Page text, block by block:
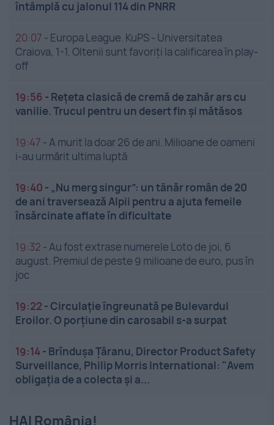
întâmplă cu jalonul 114 din PNRR
20:07 - Europa League. KuPS - Universitatea
Craiova, 1-1. Oltenii sunt favoriți la calificarea în play-
off
19:56 - Rețeta clasică de cremă de zahăr ars cu
vanilie. Trucul pentru un desert fin și mătăsos
19:47 -A murit la doar 26 de ani. Milioane de oameni
i-au urmărit ultima luptă
19:40 - „Nu merg singur”: un tânăr român de 20
de ani traversează Alpii pentru a ajuta femeile
însărcinate aflate în dificultate
19:32 -Au fost extrase numerele Loto de joi, 6
august. Premiul de peste 9 milioane de euro, pus în
joc
19:22 -Circulație îngreunată pe Bulevardul
Eroilor. O porțiune din carosabil s-a surpat
19:14- Brîndușa Țăranu, Director Product Safety
Surveillance, Philip Morris International: "Avem
obligația de a colecta și a...
HAI România!